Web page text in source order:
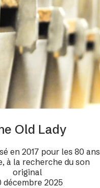
Old Lady
en 2017 pour les 80 ans
à la recherche du son
original
décembre 2025